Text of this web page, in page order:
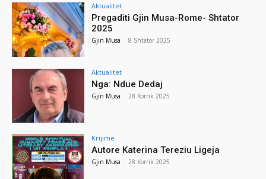
Aktualitet
Pregaditi Gjin Musa-Rome- Shtator
2025
Gjin Musa - 8 Shtator 2025
Aktualitet
Nga: Ndue Dedaj
Gjin Musa - 28 Korrik 2025
Krijime
Autore Katerina Tereziu Ligeja
Gjin Musa - 28 Korrik 2025